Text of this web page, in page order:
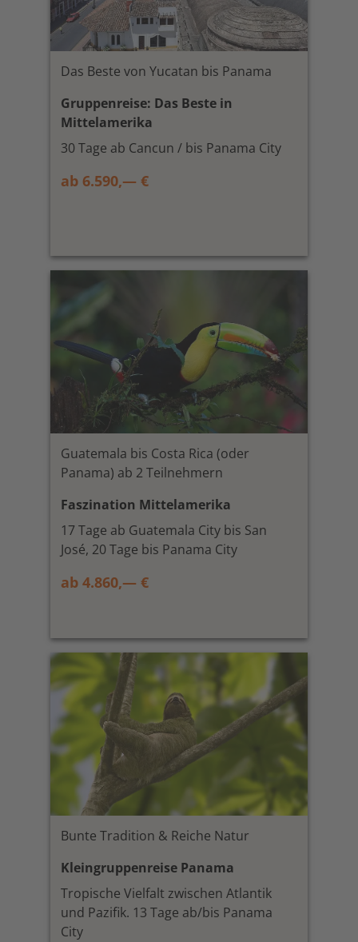
Das Beste von Yucatan bis Panama
Gruppenreise: Das Beste in
Mittelamerika
30 Tage ab Cancun / bis Panama City
ab 6.590,— €
Guatemala bis Costa Rica (oder
Panama) ab 2 Teilnehmern
Faszination Mittelamerika
17 Tage ab Guatemala City bis San
José, 20 Tage bis Panama City
ab 4.860,— €
Bunte Tradition & Reiche Natur
Kleingruppenreise Panama
Tropische Vielfalt zwischen Atlantik
und Pazifik. 13 Tage ab/bis Panama
City